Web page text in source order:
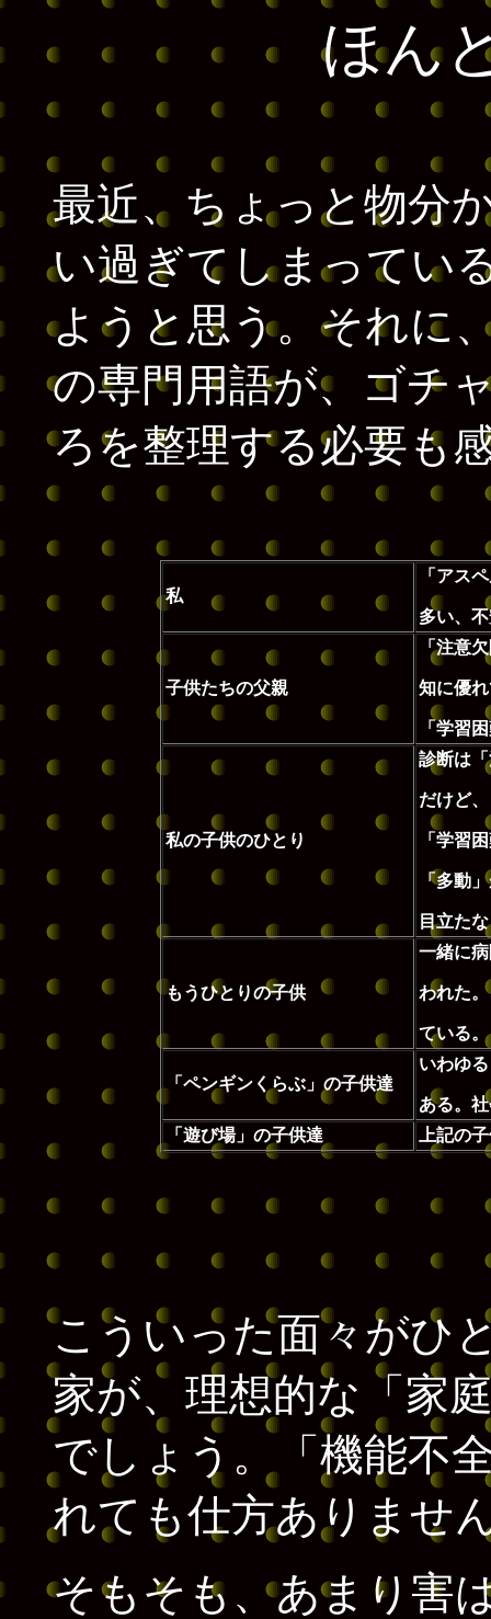
ほん
最近、ちょっと物分
い過ぎてしまってい
ようと思う。それに
の専門用語が、ゴチ
ろを整理する必要も
私
「アス
多い、
子供たちの父親
「注意
知に優
「学習
私の子供のひとり
診断は
だけど
「学習
「多動
目立た
もうひとりの子供
一緒に
われた
ている
「ペンギンくらぶ」の子供達
いわゆ
ある。
「遊び場」の子供達
上記の
こういった面々がひ
家が、理想的な「家
でしょう。「機能不
れても仕方ありませ
そもそも、あまり害